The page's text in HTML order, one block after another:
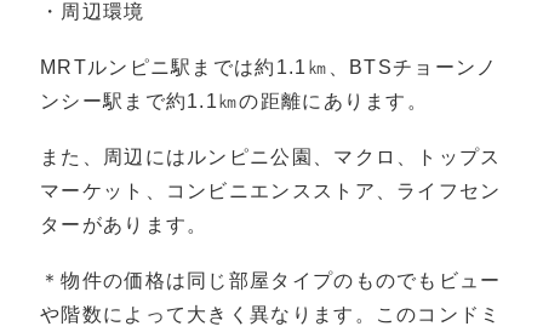
・周辺環境
MRTルンピニ駅までは約1.1㎞、BTSチョーンノ
ンシー駅まで約1.1㎞の距離にあります。
また、周辺にはルンピニ公園、マクロ、トップス
マーケット、コンビニエンスストア、ライフセン
ターがあります。
＊物件の価格は同じ部屋タイプのものでもビュー
や階数によって大きく異なります。このコンドミ